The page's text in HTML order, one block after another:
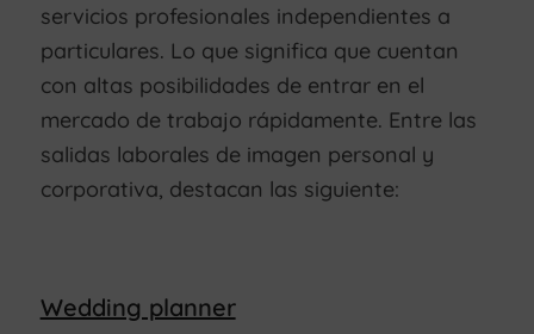
servicios profesionales independientes a
particulares. Lo que significa que cuentan
con altas posibilidades de entrar en el
mercado de trabajo rápidamente. Entre las
salidas laborales de imagen personal y
corporativa, destacan las siguiente:
Wedding planner